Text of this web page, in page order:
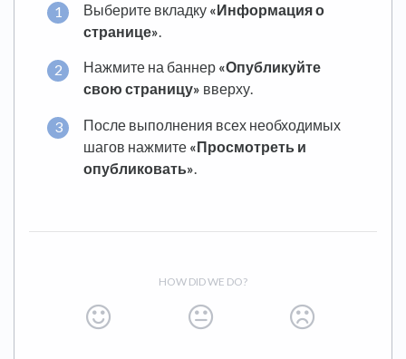
Выберите вкладку «Информация о
странице».
Нажмите на баннер «Опубликуйте
свою страницу» вверху.
После выполнения всех необходимых
шагов нажмите «Просмотреть и
опубликовать».
HOW DID WE DO?